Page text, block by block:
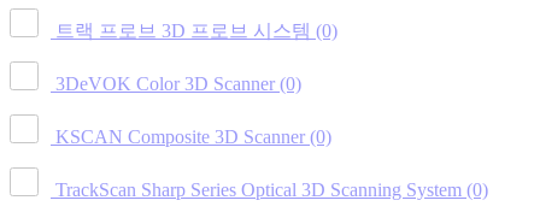
트랙 프로브 3D 프로브 시스템 (0)
3DeVOK Color 3D Scanner (0)
KSCAN Composite 3D Scanner (0)
TrackScan Sharp Series Optical 3D Scanning System (0)